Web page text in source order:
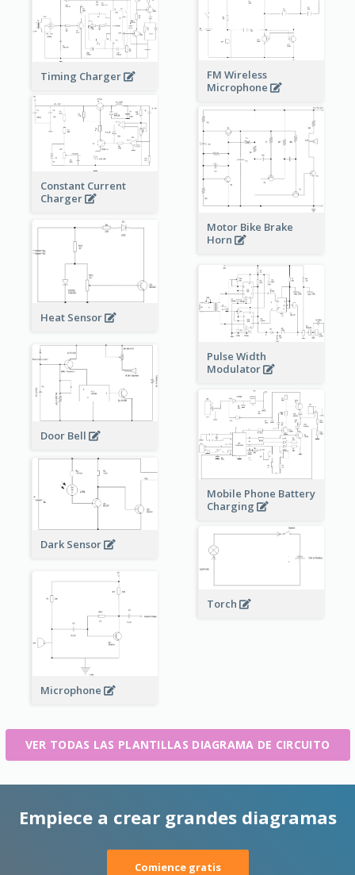
Timing Charger
FM Wireless
Microphone
Constant Current
Charger
Motor Bike Brake
Horn
Heat Sensor
Pulse Width
Modulator
Door Bell
Mobile Phone Battery
Charging
Dark Sensor
Torch
Microphone
VER TODAS LAS PLANTILLAS DIAGRAMA DE CIRCUITO
Empiece a crear grandes diagramas
Comience gratis